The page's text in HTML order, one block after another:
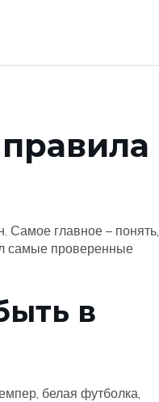
Самое главное – понять,
самые проверенные
в
белая футболка,